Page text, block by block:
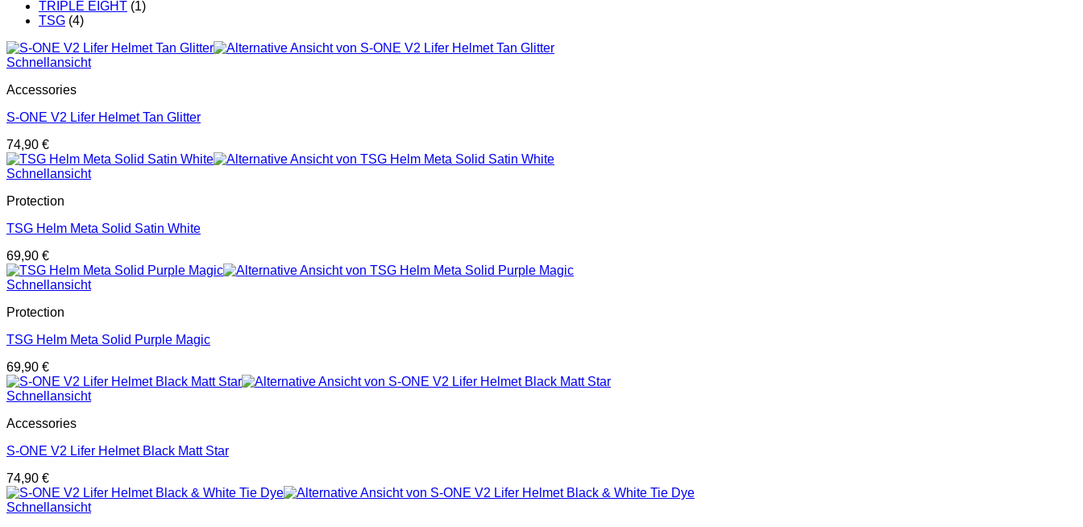
TRIPLE EIGHT (1)
TSG (4)
Schnellansicht
Accessories
S-ONE V2 Lifer Helmet Tan Glitter
74,90 €
Schnellansicht
Protection
TSG Helm Meta Solid Satin White
69,90 €
Schnellansicht
Protection
TSG Helm Meta Solid Purple Magic
69,90 €
Schnellansicht
Accessories
S-ONE V2 Lifer Helmet Black Matt Star
74,90 €
Schnellansicht